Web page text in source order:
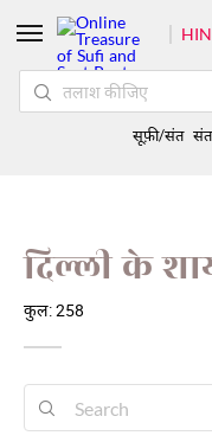
दिल्ली के
कुल: 258
HIN
सूफ़ी/संत संत